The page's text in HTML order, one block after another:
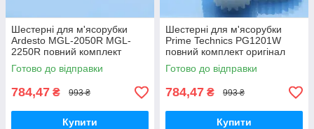
Шестерні для м'ясорубки
Ardesto MGL-2050R MGL-
2250R повний комплект
оригінал харчовий пластик
Готово до відправки
784,47 ₴ 993 ₴
Купити
Шестерні для м'ясорубки
Prime Technics PG1201W
повний комплект оригінал
харчовий пластик
Готово до відправки
784,47 ₴ 993 ₴
Купити